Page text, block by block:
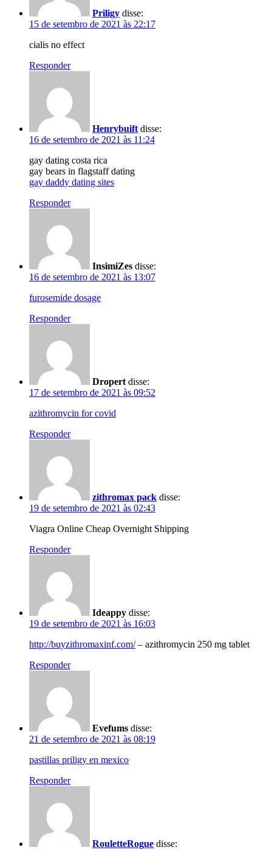
Priligy disse:
15 de setembro de 2021 às 22:17
cialis no effect
Responder
Henrybuift disse:
16 de setembro de 2021 às 11:24
gay dating costa rica
gay bears in flagstaff dating
gay daddy dating sites
Responder
InsimiZes disse:
16 de setembro de 2021 às 13:07
furosemide dosage
Responder
Dropert disse:
17 de setembro de 2021 às 09:52
azithromycin for covid
Responder
zithromax pack disse:
19 de setembro de 2021 às 02:43
Viagra Online Cheap Overnight Shipping
Responder
Ideappy disse:
19 de setembro de 2021 às 16:03
http://buyzithromaxinf.com/– azithromycin 250 mg tablet
Responder
Evefums disse:
21 de setembro de 2021 às 08:19
pastillas priligy en mexico
Responder
RouletteRogue disse: